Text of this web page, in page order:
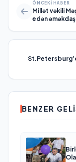
ÖNCEKI HABER
Millət vəkili
edən
BENZER